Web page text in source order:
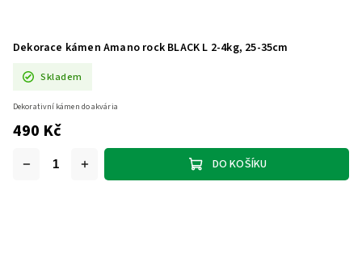
Dekorace kámen Amano rock BLACK L 2-4kg, 25-35cm
Skladem
490 Kč
DO KOŠÍKU
Dekorativní kámen do akvária